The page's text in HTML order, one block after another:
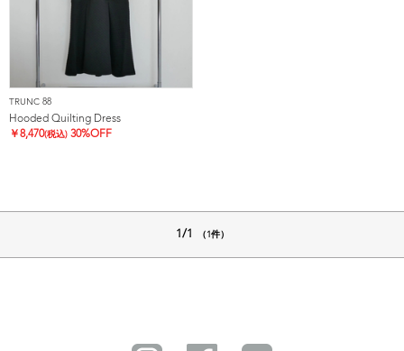
TRUNC 88
Hooded Quilting Dress
￥8,470(税込) 30%OFF
1/1 （1件）